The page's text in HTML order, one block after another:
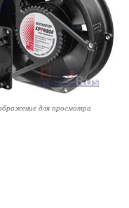
для просмотра